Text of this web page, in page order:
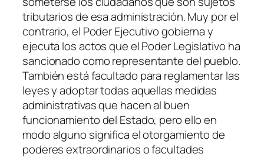
tributarios de esa administración. Muy por el
contrario, el Poder Ejecutivo gobierna y
ejecuta los actos que el Poder Legislativo ha
sancionado como representante del pueblo.
También está facultado para reglamentar las
leyes y adoptar todas aquellas medidas
administrativas que hacen al buen
funcionamiento del Estado, pero ello en
modo alguno significa el otorgamiento de
poderes extraordinarios o facultades